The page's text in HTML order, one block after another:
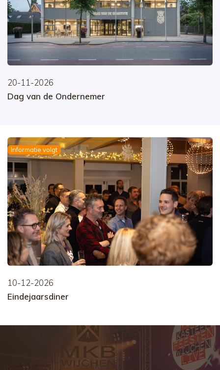
20-11-2026
Dag van de Ondernemer
Informatie volgt
10-12-2026
Eindejaarsdiner